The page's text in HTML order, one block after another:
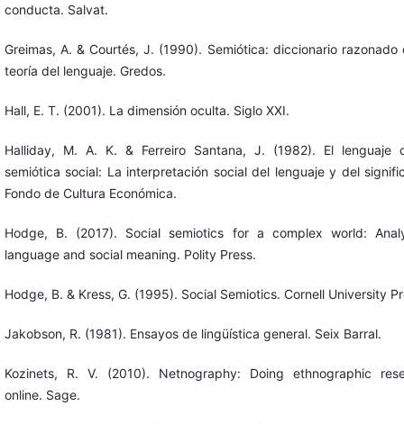
conducta. Salvat.
Greimas, A. & Courtés, J. (1990). Semiótica: diccionario razonado
teoría del lenguaje. Gredos.
Hall, E. T. (2001). La dimensión oculta. Siglo XXI.
Halliday, M. A. K. & Ferreiro Santana, J. (1982). El lenguaje
semiótica social: La interpretación social del lenguaje y del
Fondo de Cultura Económica.
Hodge, B. (2017). Social semiotics for a complex world:
language and social meaning. Polity Press.
Hodge, B. & Kress, G. (1995). Social Semiotics. Cornell University
Jakobson, R. (1981). Ensayos de lingüística general. Seix Barral.
Kozinets, R. V. (2010). Netnography: Doing ethnographic
online. Sage.